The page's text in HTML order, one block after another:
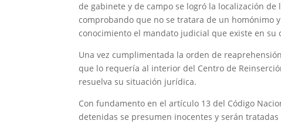
de gabinete y de campo se logró la localización
comprobando que no se tratara de un homónimo
conocimiento el mandato judicial que existe en su
Una vez cumplimentada la orden de
que lo requería al interior del Centro de
resuelva su situación jurídica.
Con fundamento en el artículo 13 del Código
detenidas se presumen inocentes y serán